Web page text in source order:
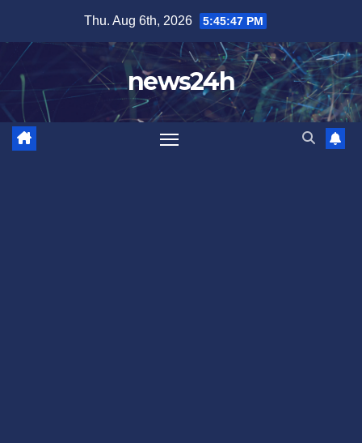
content
Thu. Aug 6th, 2026 5:45:49 PM
news24h